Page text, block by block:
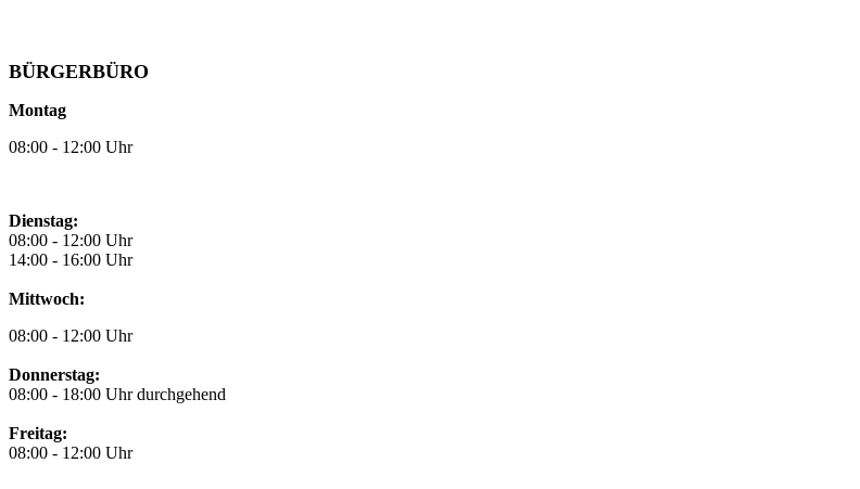
BÜRGERBÜRO
Montag
08:00 - 12:00 Uhr
Dienstag:
08:00 - 12:00 Uhr
14:00 - 16:00 Uhr
Mittwoch:
08:00 - 12:00 Uhr
Donnerstag:
08:00 - 18:00 Uhr durchgehend
Freitag:
08:00 - 12:00 Uhr